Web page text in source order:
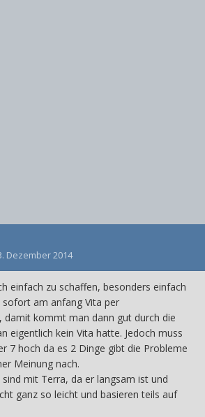
Dezember 2014
einfach zu schaffen, besonders einfach
am anfang Vita per
kommt man dann gut durch die
eigentlich kein Vita hatte. Jedoch muss
7 hoch da es 2 Dinge gibt die Probleme
Meinung nach.
mit Terra, da er langsam ist und
ganz so leicht und basieren teils auf